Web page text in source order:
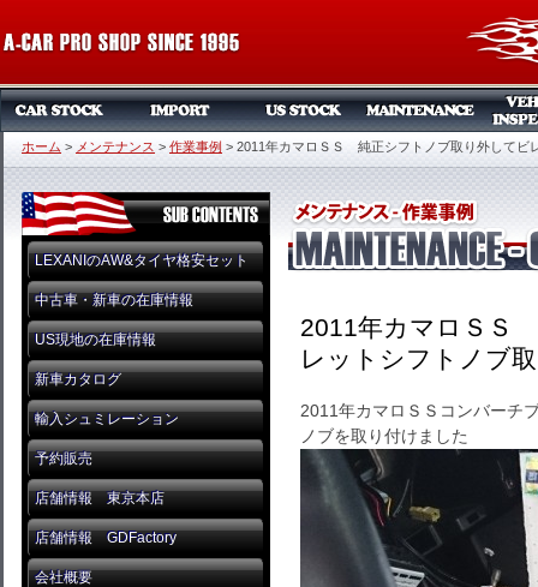
ホーム > メンテナンス > 作業事例 > 2011年カマロＳＳ 純正シフトノブ取り外してビ
LEXANIのAW&タイヤ格安セット
中古車・新車の在庫情報
US現地の在庫情報
新車カタログ
輸入シュミレーション
予約販売
店舗情報 東京本店
店舗情報 GDFactory
会社概要
2011年カマロＳＳ
レットシフトノブ
2011年カマロＳＳコンバーチ
ノブを取り付けました